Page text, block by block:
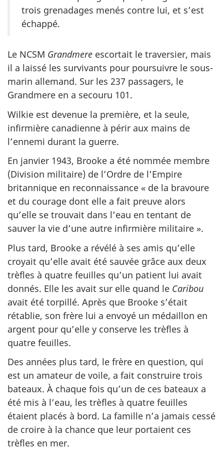
trois grenadages menés contre lui, et s’est
échappé.
Le NCSM Grandmere escortait le traversier, mais
il a laissé les survivants pour poursuivre le sous-
marin allemand. Sur les 237 passagers, le
Grandmere en a secouru 101.
Wilkie est devenue la première, et la seule,
infirmière canadienne à périr aux mains de
l’ennemi durant la guerre.
En janvier 1943, Brooke a été nommée membre
(Division militaire) de l’Ordre de l’Empire
britannique en reconnaissance « de la bravoure
et du courage dont elle a fait preuve alors
qu’elle se trouvait dans l’eau en tentant de
sauver la vie d’une autre infirmière militaire ».
Plus tard, Brooke a révélé à ses amis qu’elle
croyait qu’elle avait été sauvée grâce aux deux
trèfles à quatre feuilles qu’un patient lui avait
donnés. Elle les avait sur elle quand le Caribou
avait été torpillé. Après que Brooke s’était
rétablie, son frère lui a envoyé un médaillon en
argent pour qu’elle y conserve les trèfles à
quatre feuilles.
Des années plus tard, le frère en question, qui
est un amateur de voile, a fait construire trois
bateaux. À chaque fois qu’un de ces bateaux a
été mis à l’eau, les trèfles à quatre feuilles
étaient placés à bord. La famille n’a jamais cessé
de croire à la chance que leur portaient ces
trèfles en mer.